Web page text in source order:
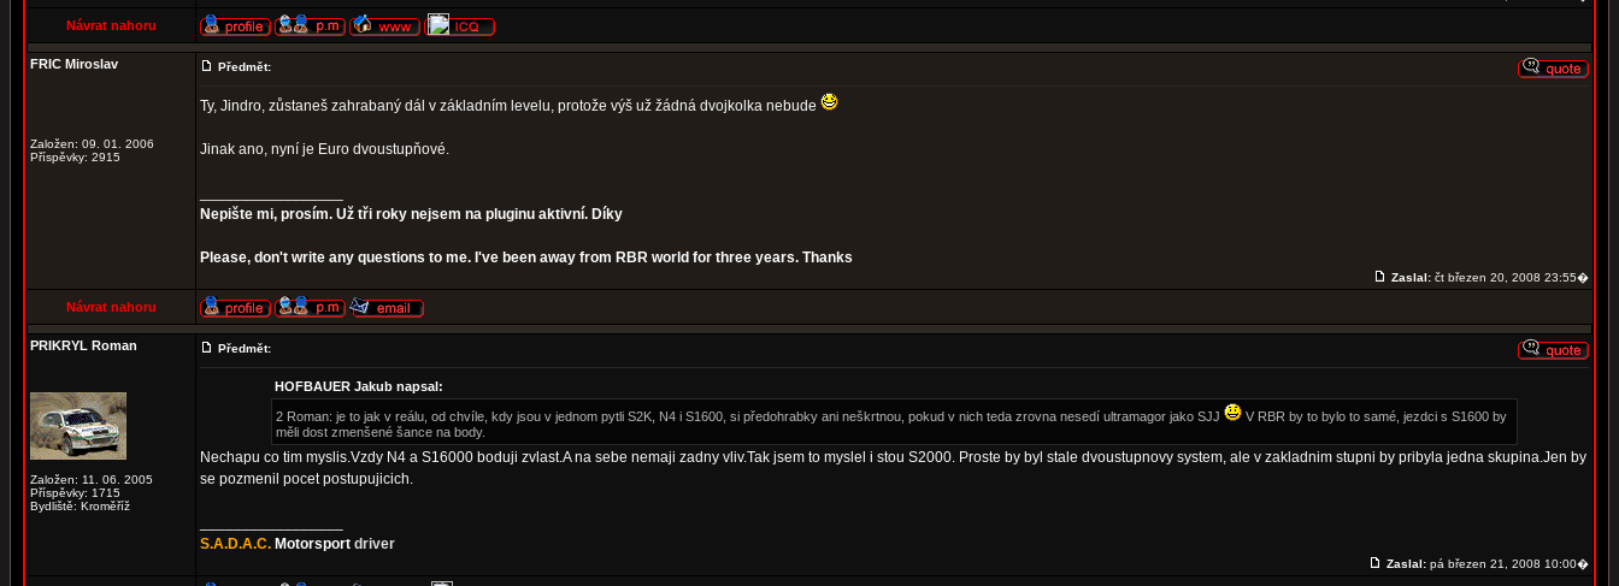
Návrat nahoru
FRIC Miroslav
Založen: 09. 01. 2006
Příspěvky: 2915
Předmět:
Ty, Jindro, zůstaneš zahrabaný dál v základním levelu, protože výš už žádná dvojkolka nebude
Jinak ano, nyní je Euro dvoustupňové.
Nepište mi, prosím. Už tři roky nejsem na pluginu aktivní. Díky
Please, don't write any questions to me. I've been away from RBR world for three years. Thanks
Zaslal: čt březen 20, 2008 23:55�
Návrat nahoru
PRIKRYL Roman
Založen: 11. 06. 2005
Příspěvky: 1715
Bydliště: Kroměříž
Předmět:
HOFBAUER Jakub napsal:
2 Roman: je to jak v reálu, od chvíle, kdy jsou v jednom pytli S2K, N4 i S1600, si předohrabky ani neškrtnou, pokud v nich teda zrovna nesedí ultramagor jako SJJ
V RBR by to bylo to samé, jezdci s S1600 by
měli dost zmenšené šance na body.
Nechapu co tim myslis.Vzdy N4 a S16000 boduji zvlast.A na sebe nemaji zadny vliv.Tak jsem to myslel i stou S2000. Proste by byl stale dvoustupnovy system, ale v zakladnim stupni by pribyla jedna skupina.Jen by
se pozmenil pocet postupujicich.
S.A.D.A.C. Motorsport driver
Zaslal: pá březen 21, 2008 10:00�